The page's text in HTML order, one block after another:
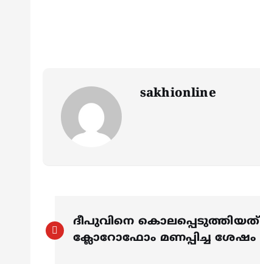
sakhionline
P
o
ദീപുവിനെ കൊലപ്പെടുത്തിയത്
ക്ലോറോഫോം മണപ്പിച്ച ശേഷം